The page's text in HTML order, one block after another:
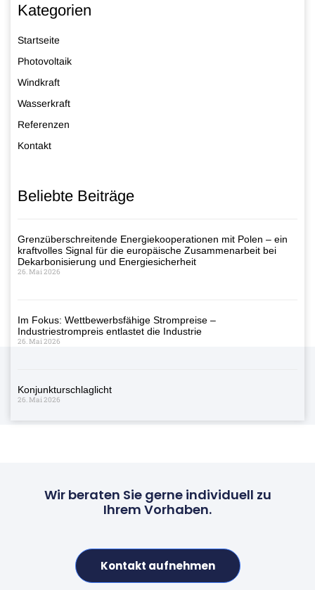
Kategorien
Startseite
Photovoltaik
Windkraft
Wasserkraft
Referenzen
Kontakt
Beliebte Beiträge
Grenzüberschreitende Energiekooperationen mit Polen – ein
kraftvolles Signal für die europäische Zusammenarbeit bei
Dekarbonisierung und Energiesicherheit
26. Mai 2026
Im Fokus: Wettbewerbsfähige Strompreise –
Industriestrompreis entlastet die Industrie
26. Mai 2026
Konjunkturschlaglicht
26. Mai 2026
Wir beraten Sie gerne individuell zu
Ihrem Vorhaben.
Kontakt aufnehmen